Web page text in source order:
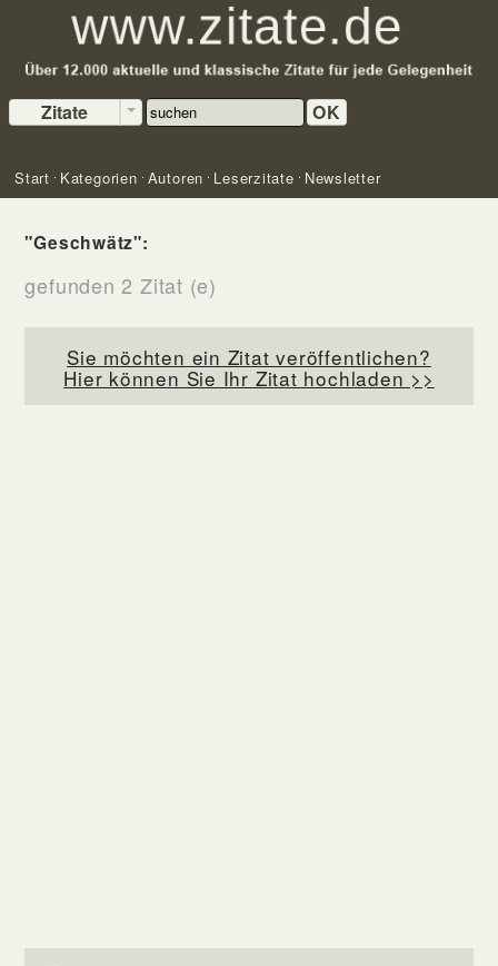
Zitate OK
Start Kategorien Autoren Leserzitate Newsletter
"Geschwätz":
gefunden 2 Zitat (e)
Sie möchten ein Zitat veröffentlichen?
Hier können Sie Ihr Zitat hochladen >>